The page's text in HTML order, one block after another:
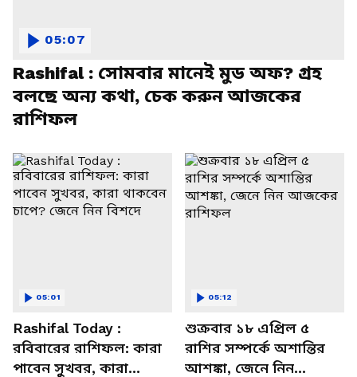
Rashifal : সোমবার মানেই মুড অফ? গ্রহ
বলছে অন্য কথা, চেক করুন আজকের
রাশিফল
05:07
Rashifal Today :
রবিবারের রাশিফল: কারা
পাবেন সুখবর, কারা
05:01
শুক্রবার ১৮ এপ্রিল ৫
রাশির সম্পর্কে অশান্তির
আশঙ্কা, জেনে নিন
05:12